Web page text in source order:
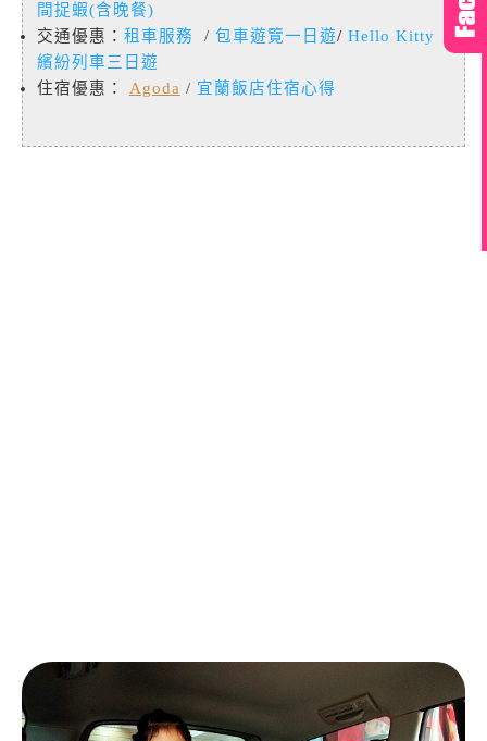
間捉蝦(含晚餐)
交通優惠： 租車服務 / 包車遊覽一日遊/ Hello Kitty
繽紛列車三日遊
住宿優惠： Agoda / 宜蘭飯店住宿心得